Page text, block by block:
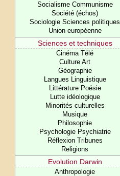
Socialisme Communisme
Société (échos)
Sociologie Sciences politiques
Union européenne
Sciences et techniques
Cinéma Télé
Culture Art
Géographie
Langues Linguistique
Littérature Poésie
Lutte idéologique
Minorités culturelles
Musique
Philosophie
Psychologie Psychiatrie
Réflexion Tribunes
Religions
Evolution Darwin
Anthropologie